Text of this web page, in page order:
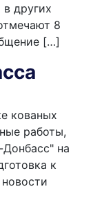
других
8
[…]
кованых
работы,
на
к